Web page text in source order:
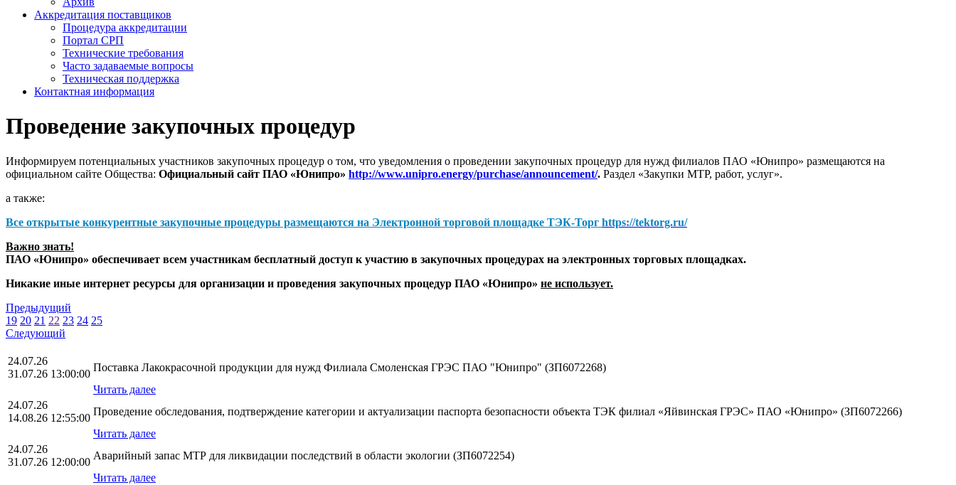
Аккредитация поставщиков
Процедура аккредитации
Портал СРП
Технические требования
Часто задаваемые вопросы
Техническая поддержка
Контактная информация
Проведение закупочных процедур
Информируем потенциальных участников закупочных процедур о том, что уведомления о проведении закупочных процедур для нужд филиалов ПАО «Юнипро» размещаются на
официальном сайте Общества: Официальный сайт ПАО «Юнипро» http://www.unipro.energy/purchase/announcement/. Раздел «Закупки МТР, работ, услуг».
а также:
Все открытые конкурентные закупочные процедуры размещаются на Электронной торговой площадке ТЭК-Торг https://tektorg.ru/
Важно знать!
ПАО «Юнипро» обеспечивает всем участникам бесплатный доступ к участию в закупочных процедурах на электронных торговых площадках.
Никакие иные интернет ресурсы для организации и проведения закупочных процедур ПАО «Юнипро» не использует.
Предыдущий
19 20 21 22 23 24 25
Следующий
24.07.26
31.07.26 13:00:00
Поставка Лакокрасочной продукции для нужд Филиала Смоленская ГРЭС ПАО "Юнипро" (ЗП6072268)
Читать далее
24.07.26
14.08.26 12:55:00
Проведение обследования, подтверждение категории и актуализации паспорта безопасности объекта ТЭК филиал «Яйвинская ГРЭС» ПАО «Юнипро» (ЗП6072266)
Читать далее
24.07.26
31.07.26 12:00:00
Аварийный запас МТР для ликвидации последствий в области экологии (ЗП6072254)
Читать далее